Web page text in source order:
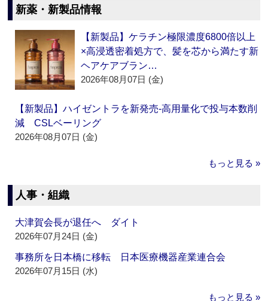
新薬・新製品情報
【新製品】ケラチン極限濃度6800倍以上
×高浸透密着処方で、髪を芯から満たす新
ヘアケアブラン…
2026年08月07日 (金)
【新製品】ハイゼントラを新発売‐高用量化で投与本数削
減 CSLベーリング
2026年08月07日 (金)
もっと見る »
人事・組織
大津賀会長が退任へ ダイト
2026年07月24日 (金)
事務所を日本橋に移転 日本医療機器産業連合会
2026年07月15日 (水)
もっと見る »